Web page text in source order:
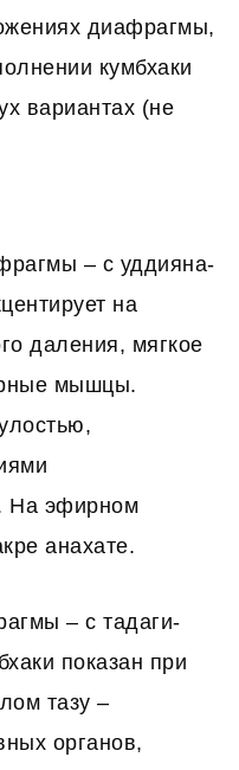
диафрагмы,
кумбхаки
вариантах (не
– с уддияна-
на
даления, мягкое
мышцы.
На эфирном
анахате.
– с тадаги-
показан при
тазу –
органов,